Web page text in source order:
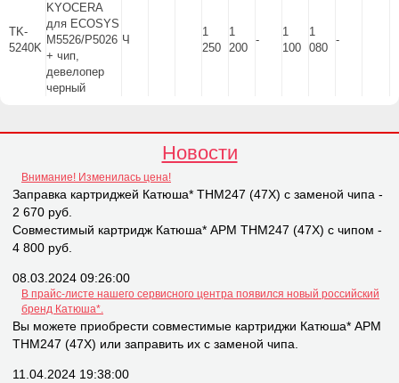
TK-
5240K
KYOCERA
для ECOSYS
M5526/P5026
+ чип,
девелопер
черный
Ч
1
250
1
200
-
1
100
1
080
-
Новости
Внимание! Изменилась цена!
Заправка картриджей Катюша* THM247 (47X) с заменой чипа -
2 670 руб.
Совместимый картридж Катюша* APM THM247 (47X) с чипом -
4 800 руб.
08.03.2024 09:26:00
В прайс-листе нашего сервисного центра появился новый российский
бренд Катюша*.
Вы можете приобрести совместимые картриджи Катюша* APM
THM247 (47X) или заправить их с заменой чипа.
11.04.2024 19:38:00